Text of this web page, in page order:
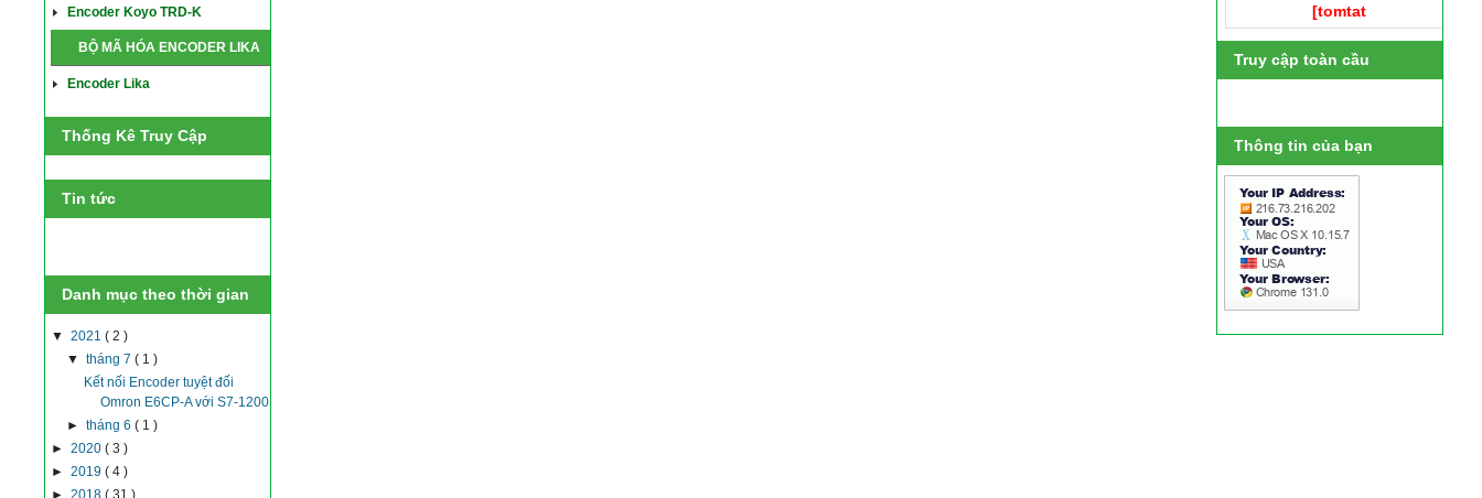
Encoder Koyo TRD-K
BỘ MÃ HÓA ENCODER LIKA
Encoder Lika
Thống Kê Truy Cập
Tin tức
Danh mục theo thời gian
▼ 2021 ( 2 )
▼ tháng 7 ( 1 )
Kết nối Encoder tuyệt đối
Omron E6CP-A với S7-1200
► tháng 6 ( 1 )
► 2020 ( 3 )
► 2019 ( 4 )
► 2018 ( 31 )
[tomtat
Truy cập toàn cầu
Thông tin của bạn